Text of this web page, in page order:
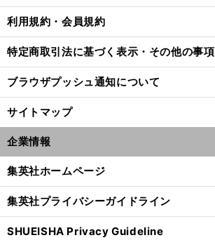
利用規約・会員規約
特定商取引法に基づく表示・その他の事項
ブラウザプッシュ通知について
サイトマップ
企業情報
集英社ホームページ
集英社プライバシーガイドライン
SHUEISHA Privacy Guideline